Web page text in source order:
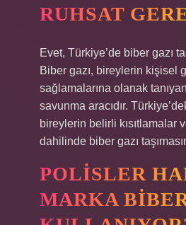
RUHSAT
Evet, Türkiye’de biber gazı
Biber gazı, bireylerin kişisel
sağlamalarına olanak
savunma aracıdır.
bireylerin belirli kısıtlamalar
dahilinde biber gazı
POLISLER
MARKA